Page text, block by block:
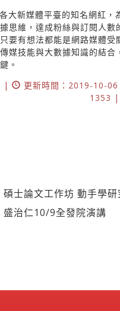
大新媒體平臺的知名網紅，
思維，達成粉絲與訂閱人數
要有想法都能是網路媒體受
媒技能與大數據知識的結合
。
|
更新時間：2019-10-
1353 |
碩士論文工作坊 動手學研
盛治仁10/9全發院演講